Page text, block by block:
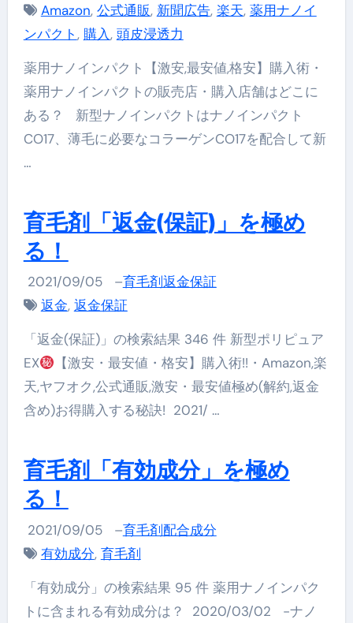
Amazon, 公式通販, 新聞広告, 楽天, 薬用ナノイ
ンパクト, 購入, 頭皮浸透力
薬用ナノインパクト【激安,最安値,格安】購入術・
薬用ナノインパクトの販売店・購入店舗はどこに
ある？ 新型ナノインパクトはナノインパクト
CO17、薄毛に必要なコラーゲンCO17を配合して新
…
育毛剤「返金(保証)」を極め
る！
2021/09/05 –育毛剤返金保証
返金, 返金保証
「返金(保証)」の検索結果 346 件 新型ポリピュア
EX
【激安・最安値・格安】購入術!!・Amazon,楽
天,ヤフオク,公式通販,激安・最安値極め(解約,返金
含め)お得購入する秘訣! 2021/ …
育毛剤「有効成分」を極め
る！
2021/09/05 –育毛剤配合成分
有効成分, 育毛剤
「有効成分」の検索結果 95 件 薬用ナノインパク
トに含まれる有効成分は？ 2020/03/02 -ナノ